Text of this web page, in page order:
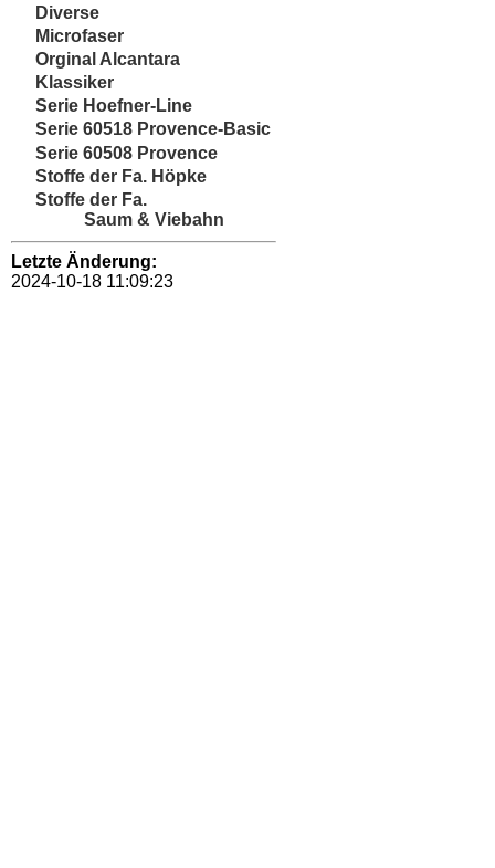
Diverse
Microfaser
Orginal Alcantara
Klassiker
Serie Hoefner-Line
Serie 60518 Provence-Basic
Serie 60508 Provence
Stoffe der Fa. Höpke
Stoffe der Fa.
Saum & Viebahn
Letzte Änderung:
2024-10-18 11:09:23